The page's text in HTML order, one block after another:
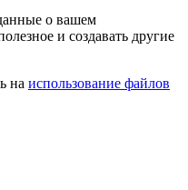
о вашем
и создавать другие
на использование файлов